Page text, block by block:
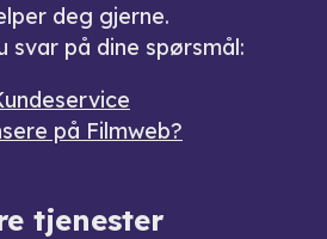
deg gjerne.
svar på dine spørsmål:
på Filmweb?
tjenester